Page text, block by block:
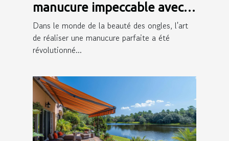
manucure impeccable avec
des autocollants pour ongles
Dans le monde de la beauté des ongles, l'art
de réaliser une manucure parfaite a été
révolutionné...